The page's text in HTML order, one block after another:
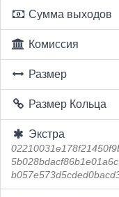
Сумма выходов
Комиссия
Размер
Размер Кольца
Экстра